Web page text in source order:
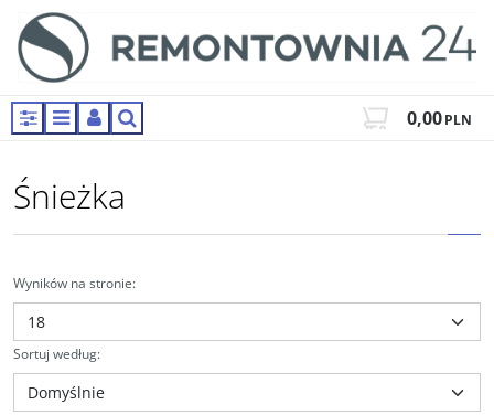
PanelMenuPanelSzukaj 0,00PLN
Śnieżka
Wyników na stronie:
Sortuj według: